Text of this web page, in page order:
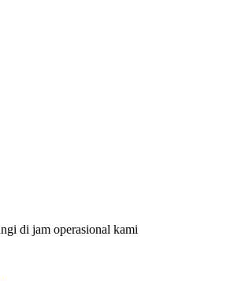
di jam operasional kami